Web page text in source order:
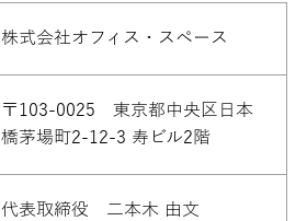
株式会社オフィス・スペース
〒103-0025 東京都中央区日本
橋茅場町2-12-3 寿ビル2階
代表取締役 二本木 由文